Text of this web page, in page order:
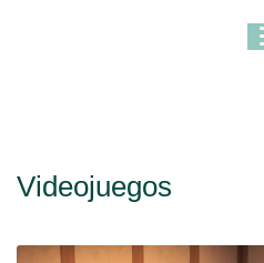
Videojuegos